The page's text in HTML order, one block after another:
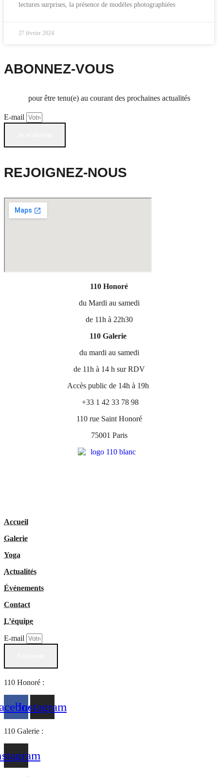
lectures surprises, la présence de modèles photographiées
27 février 2024
ABONNEZ-VOUS
pour être tenu(e) au courant des prochaines actualités
E-mail
REJOIGNEZ-NOUS
110 Honoré
du Mardi au samedi
de 11h à 22h30
110 Galerie
du mardi au samedi
de 11h à 14 h sur RDV
Accès public de 14h à 19h
+33 1 42 33 78 98
110 rue Saint Honoré
75001 Paris
Accueil
Galerie
Yoga
Actualités
Événements
Contact
L’équipe
E-mail
110 Honoré :
Instagram
110 Galerie :